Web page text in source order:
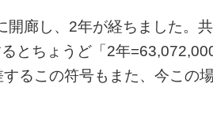
開廊し、2年が経ちました。
とちょうど「2年
るこの符号もまた、今この